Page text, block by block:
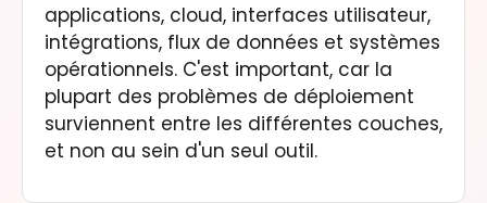
applications, cloud, interfaces utilisateur,
intégrations, flux de données et systèmes
opérationnels. C'est important, car la
plupart des problèmes de déploiement
surviennent entre les différentes couches,
et non au sein d'un seul outil.